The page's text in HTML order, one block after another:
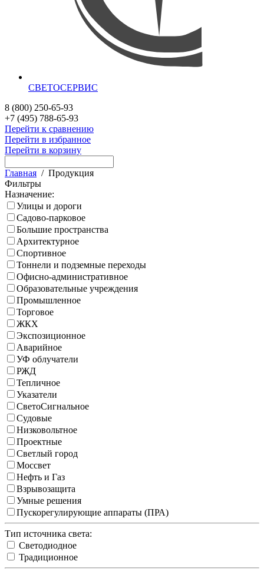
СВЕТОСЕРВИС
8 (800) 250-65-93
+7 (495) 788-65-93
Перейти к сравнению
Перейти в избранное
Перейти в корзину
Главная / Продукция
Фильтры
Назначение:
Улицы и дороги
Садово-парковое
Большие пространства
Архитектурное
Спортивное
Тоннели и подземные переходы
Офисно-административное
Образовательные учреждения
Промышленное
Торговое
ЖКХ
Экспозиционное
Аварийное
УФ облучатели
РЖД
Тепличное
Указатели
СветоСигнальное
Судовые
Низковольтное
Проектные
Светлый город
Моссвет
Нефть и Газ
Взрывозащита
Умные решения
Пускорегулирующие аппараты (ПРА)
Тип источника света:
Светодиодное
Традиционное